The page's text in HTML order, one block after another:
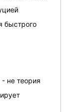
быстрого
не теория